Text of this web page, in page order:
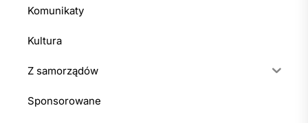
Komunikaty
Kultura
Z samorządów
Sponsorowane